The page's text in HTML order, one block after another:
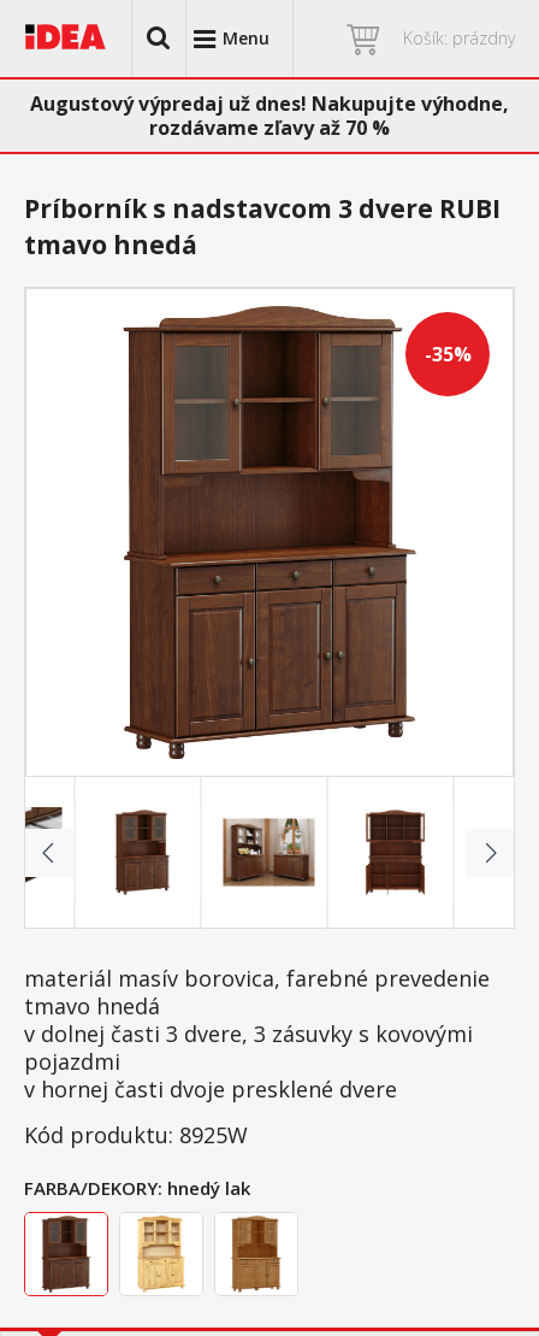
Menu Košík: prázdny
Augustový výpredaj už dnes! Nakupujte výhodne,
rozdávame zľavy až 70 %
-35%
Príborník s nadstavcom 3 dvere RUBI
tmavo hnedá
materiál masív borovica, farebné prevedenie
tmavo hnedá
v dolnej časti 3 dvere, 3 zásuvky s kovovými
pojazdmi
v hornej časti dvoje presklené dvere
Kód produktu: 8925W
FARBA/DEKORY: hnedý lak